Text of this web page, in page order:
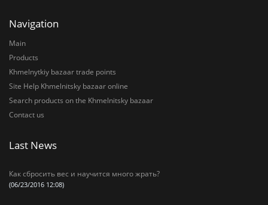
Navigation
Main
Products
Khmelnytkiy bazaar trade points
Site Help Khmelnitsky bazaar online
Search products on the Khmelnitsky bazaar
Contact us
Last News
Как сбросить вес и научится много жрать?
(06/23/2016 12:08)